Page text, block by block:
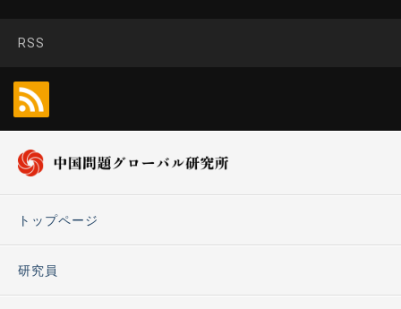
RSS
トップページ
研究員